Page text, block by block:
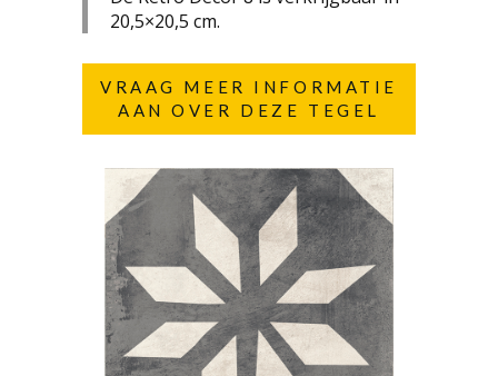
20,5×20,5 cm.
VRAAG MEER INFORMATIE
AAN OVER DEZE TEGEL